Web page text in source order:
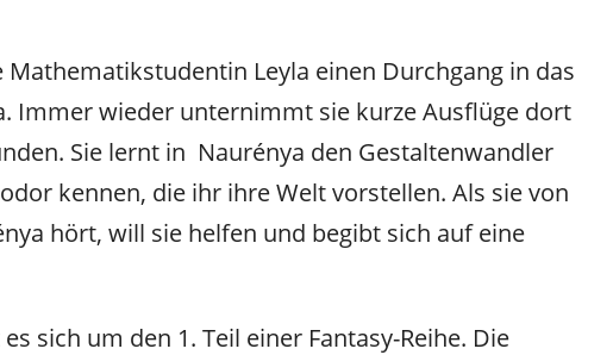
Leyla einen Durchgang in das
Immer wieder unternimmt sie kurze Ausflüge dort
Sie lernt in Naurénya den Gestaltenwandler
kennen, die ihr ihre Welt vorstellen. Als sie von
hört, will sie helfen und begibt sich auf eine
sich um den 1. Teil einer Fantasy-Reihe. Die